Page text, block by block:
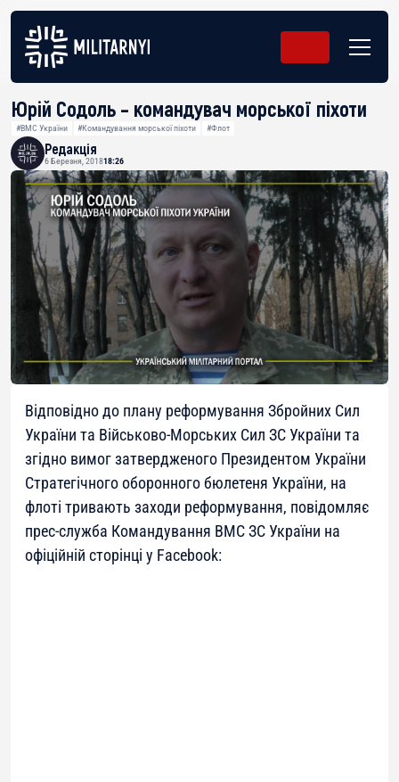
Юрій Содоль – командувач морської піхоти
#ВМС України #Командування морської піхоти #Флот
Редакція
6 Березня, 201818:26
Відповідно до плану реформування Збройних Сил
України та Військово-Морських Сил ЗС України та
згідно вимог затвердженого Президентом України
Стратегічного оборонного бюлетеня України, на
флоті тривають заходи реформування, повідомляє
прес-служба Командування ВМС ЗС України на
офіційній сторінці у Facebook: